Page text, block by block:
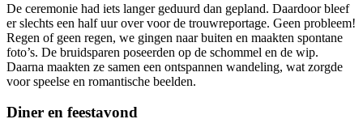
De ceremonie had iets langer geduurd dan gepland. Daardoor bleef
er slechts een half uur over voor de trouwreportage. Geen probleem!
Regen of geen regen, we gingen naar buiten en maakten spontane
foto’s. De bruidsparen poseerden op de schommel en de wip.
Daarna maakten ze samen een ontspannen wandeling, wat zorgde
voor speelse en romantische beelden.
Diner en feestavond